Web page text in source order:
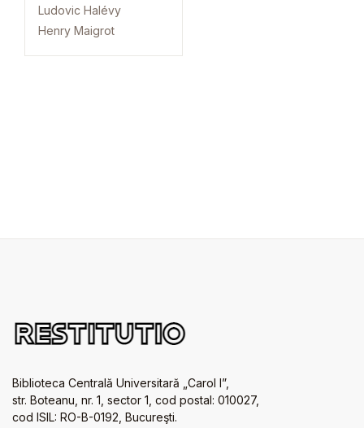
Ludovic Halévy
Henry Maigrot
Biblioteca Centrală Universitară „Carol I”,
str. Boteanu, nr. 1, sector 1, cod postal: 010027,
cod ISIL: RO-B-0192, Bucureşti.